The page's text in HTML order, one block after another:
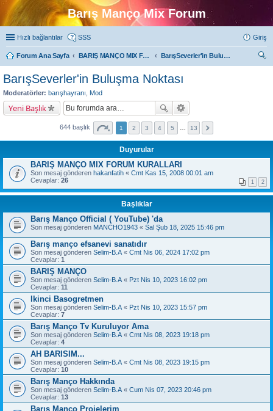
Barış Manço Mix Forum
Hızlı bağlantılar SSS Giriş
Forum Ana Sayfa BARIŞ MANÇO MIX FORUMLARI
BarışSeverler'in Buluşma Noktası
BarışSeverler'in Buluşma Noktası
Moderatörler: barışhayranı Mod
Yeni Başlık
644 başlık 1 2 3 4 5 13
Duyurular
BARIŞ MANÇO MIX FORUM KURALLARI
Son mesaj gönderen hakanfatih « Cmt Kas 15, 2008 00:01 am
Cevaplar: 26 1 2
Başlıklar
Barış Manço Official ( YouTube) 'da
Son mesaj gönderen MANCHO1943 « Sal Şub 18, 2025 15:46 pm
Barış manço efsanevi sanatıdır
Son mesaj gönderen Selim-B.A « Cmt Nis 06, 2024 17:02 pm
Cevaplar: 1
BARIŞ MANÇO
Son mesaj gönderen Selim-B.A « Pzt Nis 10, 2023 16:02 pm
Cevaplar: 11
Ikinci Basogretmen
Son mesaj gönderen Selim-B.A « Pzt Nis 10, 2023 15:57 pm
Cevaplar: 7
Barış Manço Tv Kuruluyor Ama
Son mesaj gönderen Selim-B.A « Cmt Nis 08, 2023 19:18 pm
Cevaplar: 4
AH BARISIM...
Son mesaj gönderen Selim-B.A « Cmt Nis 08, 2023 19:15 pm
Cevaplar: 10
Barış Manço Hakkında
Son mesaj gönderen Selim-B.A « Cum Nis 07, 2023 20:46 pm
Cevaplar: 13
Barış Manço Projelerim